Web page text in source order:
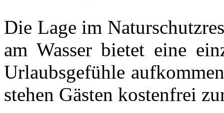
Die Lage im
am Wasser bietet eine
Urlaubsgefühle
stehen Gästen kostenfrei